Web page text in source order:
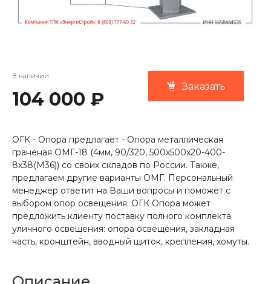
В наличии
104 000 ₽
Заказать
ОГК - Опора предлагает - Опора металлическая
граненая ОМГ-18 (4мм, 90/320, 500х500х20-400-
8х38(М36)) со своих складов по России. Также,
предлагаем другие варианты ОМГ. Персональный
менеджер ответит на Ваши вопросы и поможет с
выбором опор освещения. ОГК Опора может
предложить клиенту поставку полного комплекта
уличного освещения: опора освещения, закладная
часть, кронштейн, вводный щиток, крепления, хомуты.